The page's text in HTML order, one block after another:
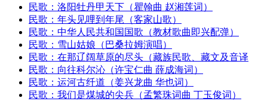
民歌：洛阳牡丹甲天下（瞿翰曲 赵湘莲词）
民歌：年头见哩到年尾（客家山歌）
民歌：中华人民共和国国歌（教材歌曲即兴配弹）
民歌：雪山姑娘（巴桑拉姆演唱）
民歌：在那辽阔草原的尽头（藏族民歌、藏文及音译
民歌：向往科尔沁（许宝仁曲 薛成海词）
民歌：运河古纤道（姜兴龙曲 华也词）
民歌：我们是煤城的尖兵（孟繁珠词曲 丁玉俊词）